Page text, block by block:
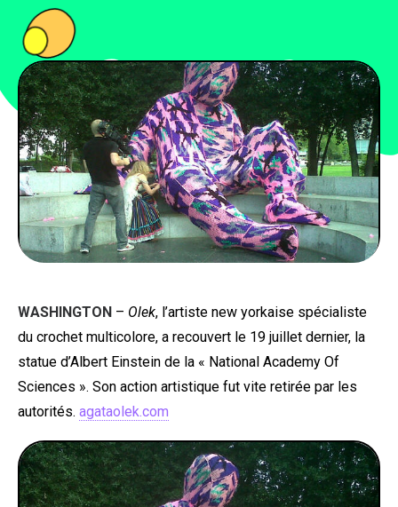
FOOD
BONS PLANS
SOUTENEZ KULTT
WASHINGTON – Olek, l’artiste new yorkaise spécialiste
du crochet multicolore, a recouvert le 19 juillet dernier, la
statue d’Albert Einstein de la « National Academy Of
Sciences ». Son action artistique fut vite retirée par les
autorités. agataolek.com